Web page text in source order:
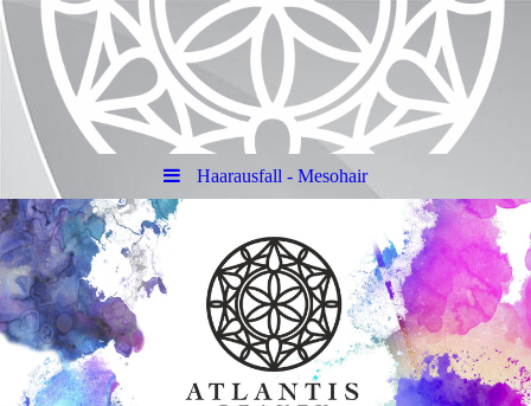
Haarausfall - Mesohair